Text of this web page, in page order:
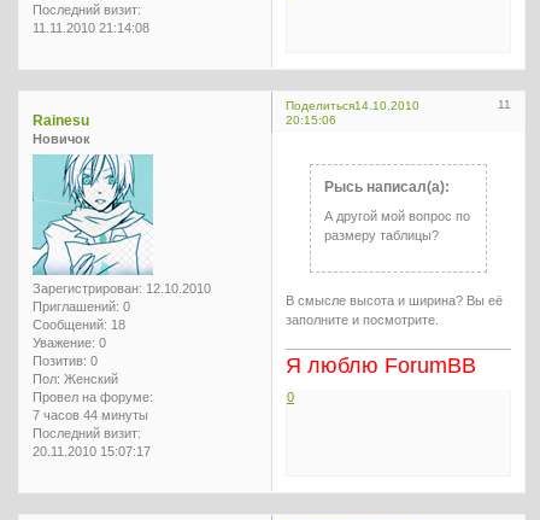
Последний визит:
11.11.2010 21:14:08
Поделиться 11
14.10.2010
20:15:06
Rainesu
Новичок
Зарегистрирован: 12.10.2010
Приглашений: 0
Сообщений: 18
Уважение: 0
Позитив: 0
Пол: Женский
Провел на форуме:
7 часов 44 минуты
Последний визит:
20.11.2010 15:07:17
Рысь написал(а):
А другой мой вопрос по
размеру таблицы?
В смысле высота и ширина? Вы её
заполните и посмотрите.
Я люблю ForumBB
0